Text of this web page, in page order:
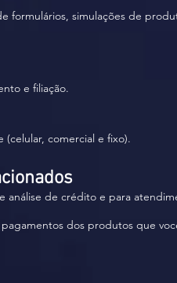
simulações de
e filiação.
comercial e fixo).
análise de crédito e para
dos produtos que